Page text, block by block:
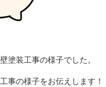
塗装工事の様子でした。
事の様子をお伝えします！